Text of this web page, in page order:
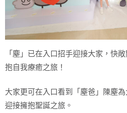
「塵」已在入口招手迎接大家，快
抱自我療癒之旅！
大家更可在入口看到「塵爸」陳塵
迎接擁抱聖誕之旅。